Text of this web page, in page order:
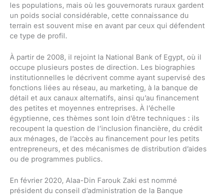
les populations, mais où les gouvernorats ruraux gardent
un poids social considérable, cette connaissance du
terrain est souvent mise en avant par ceux qui défendent
ce type de profil.
À partir de 2008, il rejoint la National Bank of Egypt, où il
occupe plusieurs postes de direction. Les biographies
institutionnelles le décrivent comme ayant supervisé des
fonctions liées au réseau, au marketing, à la banque de
détail et aux canaux alternatifs, ainsi qu’au financement
des petites et moyennes entreprises. À l’échelle
égyptienne, ces thèmes sont loin d’être techniques : ils
recoupent la question de l’inclusion financière, du crédit
aux ménages, de l’accès au financement pour les petits
entrepreneurs, et des mécanismes de distribution d’aides
ou de programmes publics.
En février 2020, Alaa-Din Farouk Zaki est nommé
président du conseil d’administration de la Banque